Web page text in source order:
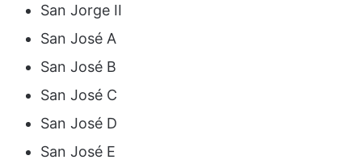
San Jorge II
San José A
San José B
San José C
San José D
San José E